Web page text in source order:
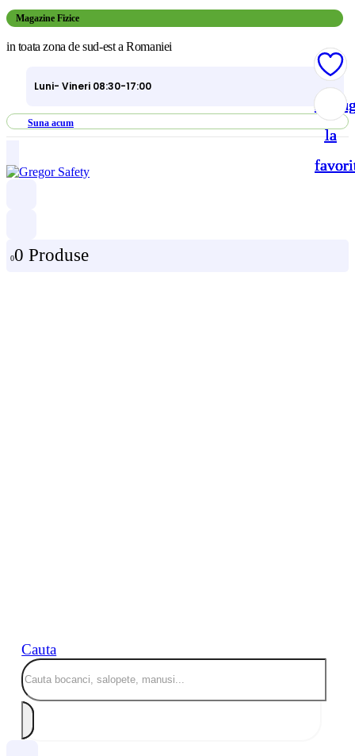
Magazine Fizice
in toata zona de sud-est a Romaniei
Luni- Vineri 08:30-17:00
Suna acum
00 Produse
Cauta
la
la
la
la